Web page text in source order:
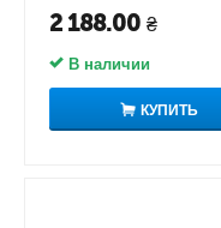
2 188.00 ₴
В наличии
КУПИТЬ